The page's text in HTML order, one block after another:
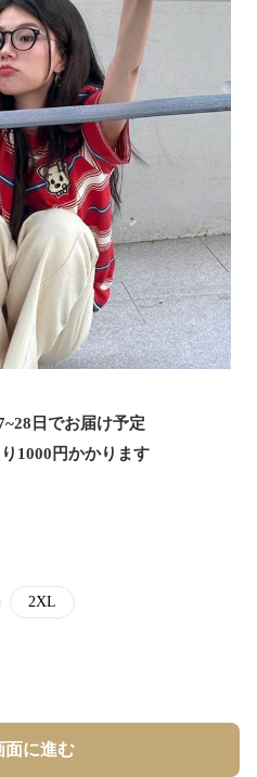
日でお届け予定
1000 円かかります
2XL
面に進む